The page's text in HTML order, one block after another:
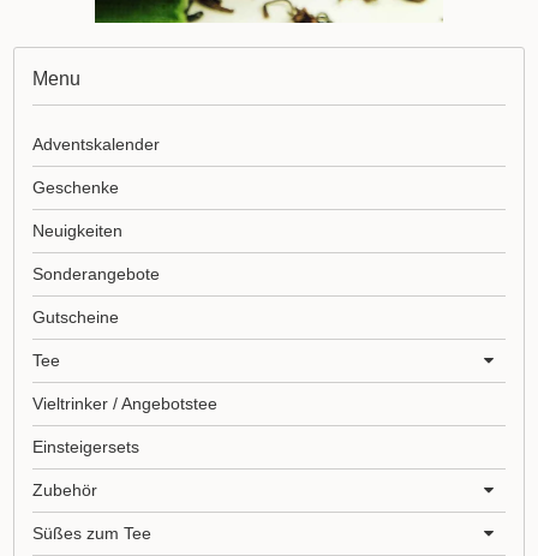
Menu
Adventskalender
Geschenke
Neuigkeiten
Sonderangebote
Gutscheine
Tee
Vieltrinker / Angebotstee
Einsteigersets
Zubehör
Süßes zum Tee